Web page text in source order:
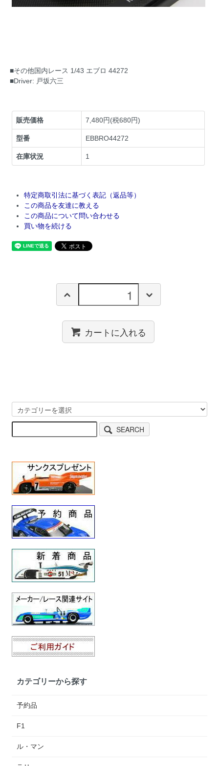
■その他国内レース 1/43 エブロ 44272
■Driver: 戸坂六三
販売価格 7,480円(税680円)
型番 EBBRO44272
在庫状況 1
特定商取引法に基づく表記（返品等）
この商品を友達に教える
この商品について問い合わせる
買い物を続ける
カートに入れる
SEARCH
カテゴリーから探す
予約品
F1
ル・マン